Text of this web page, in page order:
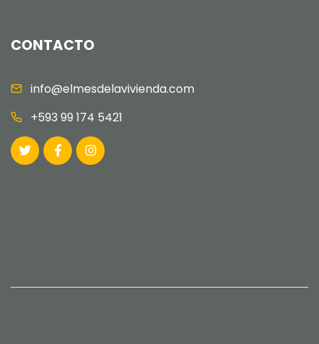
CONTACTO
info@elmesdelavivienda.com
+593 99 174 5421